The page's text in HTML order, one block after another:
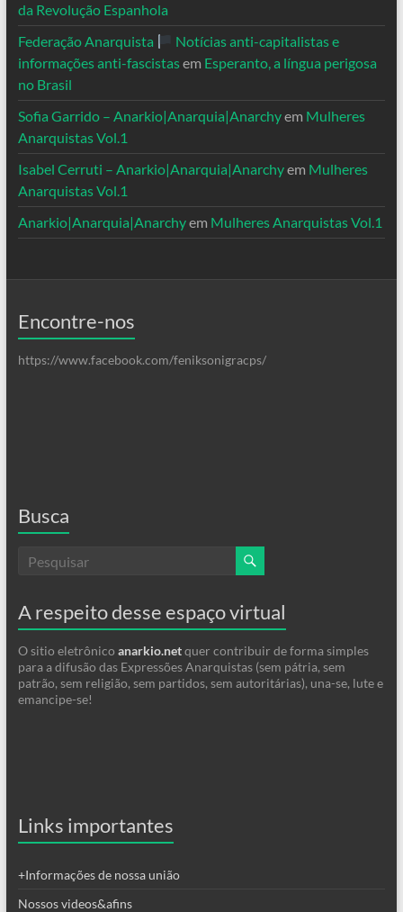
da Revolução Espanhola
Federação Anarquista
Notícias anti-capitalistas e
informações anti-fascistasem Esperanto, a língua perigosa
no Brasil
Sofia Garrido – Anarkio|Anarquia|Anarchyem Mulheres
Anarquistas Vol.1
Isabel Cerruti – Anarkio|Anarquia|Anarchyem Mulheres
Anarquistas Vol.1
Anarkio|Anarquia|Anarchyem Mulheres Anarquistas Vol.1
Encontre-nos
https://www.facebook.com/feniksonigracps/
Busca
A respeito desse espaço virtual
O sitio eletrônico anarkio.netquer contribuir de forma simples
para a difusão das Expressões Anarquistas (sem pátria, sem
patrão, sem religião, sem partidos, sem autoritárias), una-se, lute e
emancipe-se!
Links importantes
+Informações de nossa união
Nossos videos&afins